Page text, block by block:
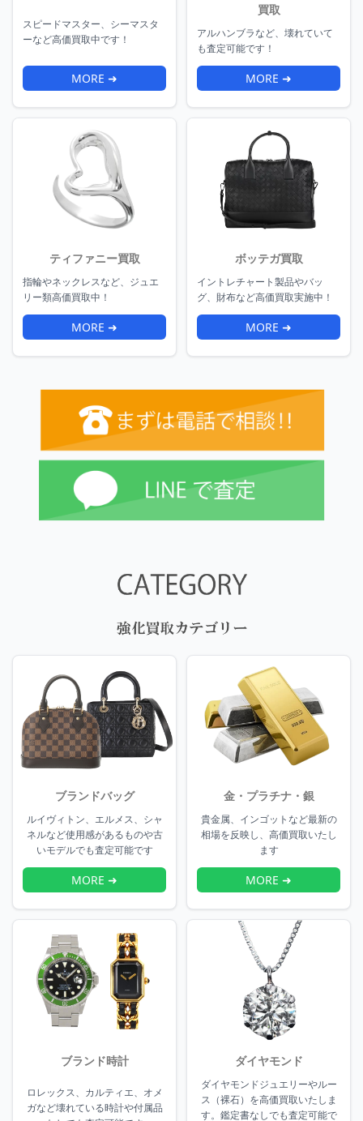
スピードマスター、シーマスタ
ーなど高価買取中です！
MORE ➜
買取
アルハンブラなど、壊れていて
も査定可能です！
MORE ➜
ティファニー買取
指輪やネックレスなど、ジュエ
リー類高価買取中！
MORE ➜
ボッテガ買取
イントレチャート製品やバッ
グ、財布など高価買取実施中！
MORE ➜
ブランドバッグ
ルイヴィトン、エルメス、シャ
ネルなど使用感があるものや古
いモデルでも査定可能です
MORE ➜
金・プラチナ・銀
貴金属、インゴットなど最新の
相場を反映し、高価買取いたし
ます
MORE ➜
ブランド時計
ロレックス、カルティエ、オメ
ガなど壊れている時計や付属品
ダイヤモンド
ダイヤモンドジュエリーやルー
ス（裸石）を高価買取いたしま
す。鑑定書なしでも査定可能で